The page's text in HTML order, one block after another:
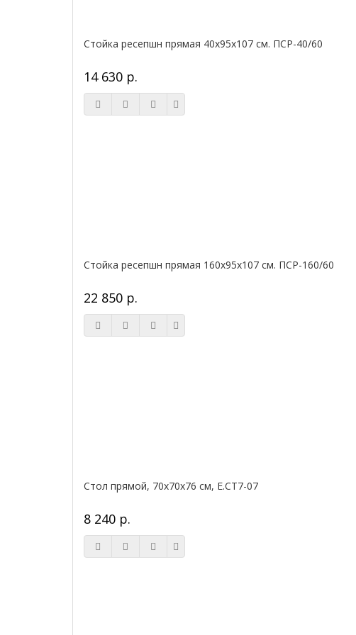
Стойка ресепшн прямая 40х95х107 см. ПСР-40/60
14 630 р.
Стойка ресепшн прямая 160х95х107 см. ПСР-160/60
22 850 р.
Стол прямой, 70x70x76 см, Е.СТ7-07
8 240 р.